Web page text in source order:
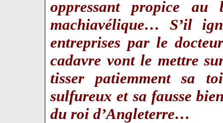
oppressant propice
machiavélique… S’il
entreprises par le
cadavre vont le mettre
tisser patiemment sa
sulfureux et sa fausse
du roi d’Angleterre…